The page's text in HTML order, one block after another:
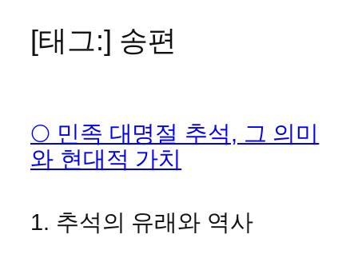
[태그:] 송편
🌕 민족 대명절 추석, 그 의미
와 현대적 가치
1. 추석의 유래와 역사